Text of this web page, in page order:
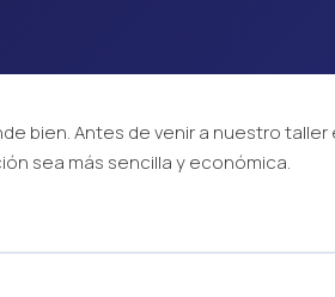
bien. Antes de venir a nuestro
sea más sencilla y económica.